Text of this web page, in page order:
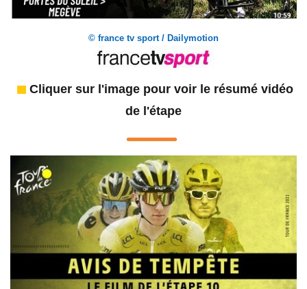
© france tv sport / Dailymotion
Cliquer sur l'image pour voir le résumé vidéo
de l'étape